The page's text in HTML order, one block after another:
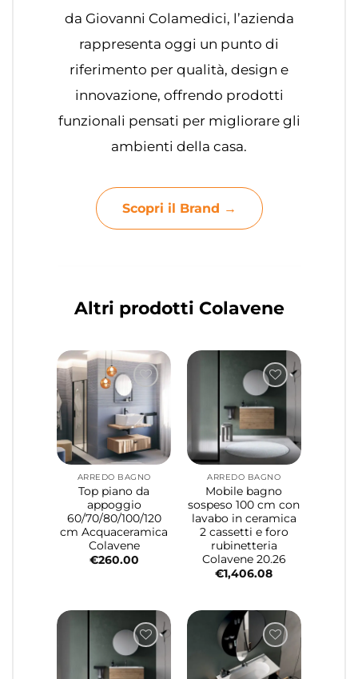
da Giovanni Colamedici, l’azienda
rappresenta oggi un punto di
riferimento per qualità, design e
innovazione, offrendo prodotti
funzionali pensati per migliorare gli
ambienti della casa.
Scopri il Brand →
Altri prodotti Colavene
ARREDO BAGNO
Top piano da
appoggio
60/70/80/100/120
cm Acquaceramica
Colavene
€260.00
ARREDO BAGNO
Mobile bagno
sospeso 100 cm con
lavabo in ceramica
2 cassetti e foro
rubinetteria
Colavene 20.26
€1,406.08